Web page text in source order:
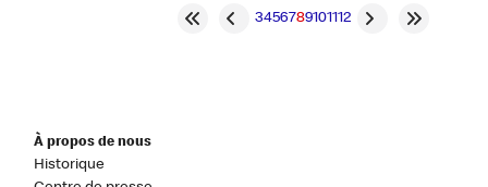
3456789101112
À propos de nous
Historique